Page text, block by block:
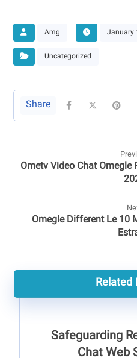
Amg January
Uncategorized
Ometv Video Chat
Omegle Different Le 10
Related
Safeguarding
Chat Web